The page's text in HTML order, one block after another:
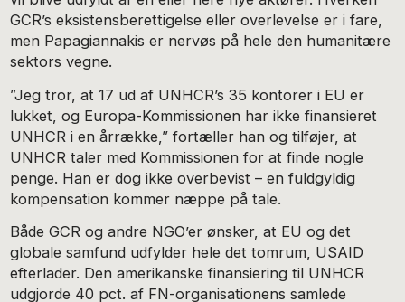
GCR’s eksistensberettigelse eller overlevelse er i fare,
men Papagiannakis er nervøs på hele den humanitære
sektors vegne.
”Jeg tror, at 17 ud af UNHCR’s 35 kontorer i EU er
lukket, og Europa-Kommissionen har ikke finansieret
UNHCR i en årrække,” fortæller han og tilføjer, at
UNHCR taler med Kommissionen for at finde nogle
penge. Han er dog ikke overbevist – en fuldgyldig
kompensation kommer næppe på tale.
Både GCR og andre NGO’er ønsker, at EU og det
globale samfund udfylder hele det tomrum, USAID
efterlader. Den amerikanske finansiering til UNHCR
udgjorde 40 pct. af FN-organisationens samlede